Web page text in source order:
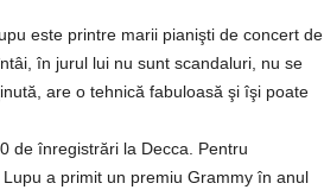
este printre marii pianişti de concert de
în jurul lui nu sunt scandaluri, nu se
are o tehnică fabuloasă şi îşi poate
de înregistrări la Decca. Pentru
a primit un premiu Grammy în anul